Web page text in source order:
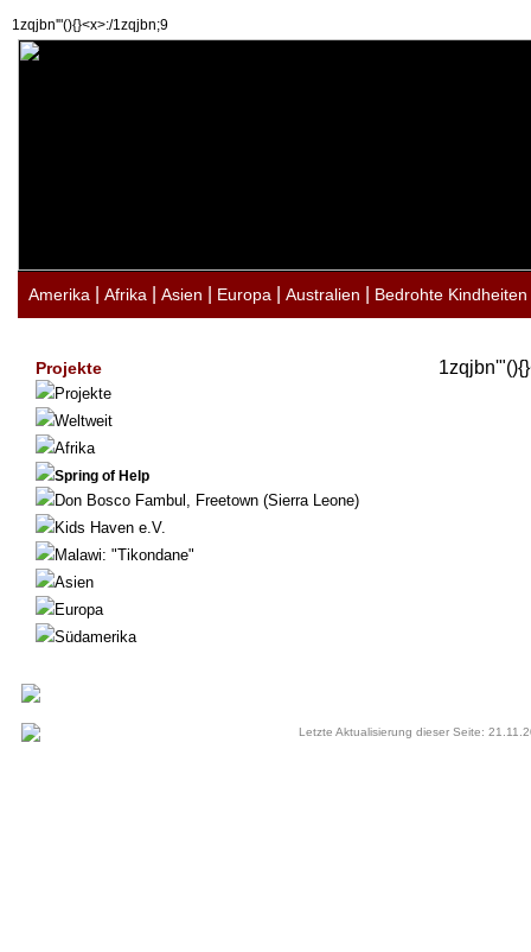
1zqjbn'"(){}<x>:/1zqjbn;9
Amerika Afrika Asien Europa Australien Bedrohte Kindheiten
Projekte
Projekte
Weltweit
Afrika
Spring of Help
Don Bosco Fambul, Freetown (Sierra Leone)
Kids Haven e.V.
Malawi: "Tikondane"
Asien
Europa
Südamerika
Letzte Aktualisierung dieser Seite: